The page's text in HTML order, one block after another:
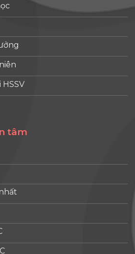
tâm